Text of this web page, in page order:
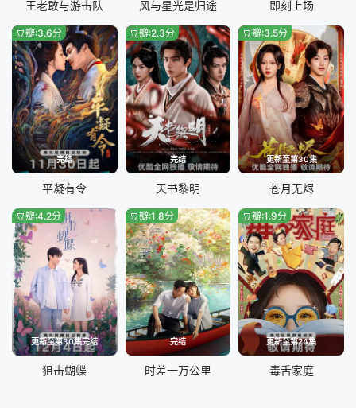
王老敢与游击队 风与星光是归途 即刻上场
完结
豆瓣:3.6分
平凝有令
完结
豆瓣:2.3分
天书黎明
更新至第30集
豆瓣:3.5分
苍月无烬
更新至第30集完结
豆瓣:4.2分
狙击蝴蝶
完结
豆瓣:1.8分
时差一万公里
更新至第24集
豆瓣:1.9分
毒舌家庭